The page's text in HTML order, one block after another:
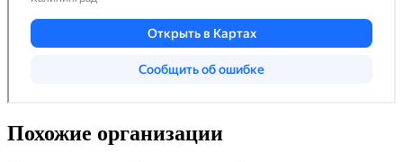
Похожие организации